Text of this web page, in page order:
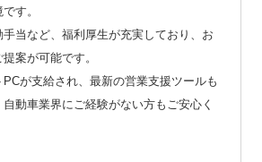
す。
手当など、福利厚生が充実しており、お
案が可能です。
PCが支給され、最新の営業支援ツールも
動車業界にご経験がない方もご安心く